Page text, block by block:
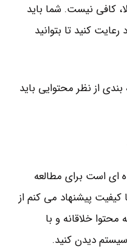
کافی نیست. شما باید
کنید تا بتوانید
رتبه بندی از نظر محتوایی باید
ای است برای مطالعه
پیشنهاد می کنم از
سئو 2020 - چگونه محتوا خلاقانه و با
دیدن کنید.